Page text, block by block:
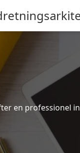
en professionel